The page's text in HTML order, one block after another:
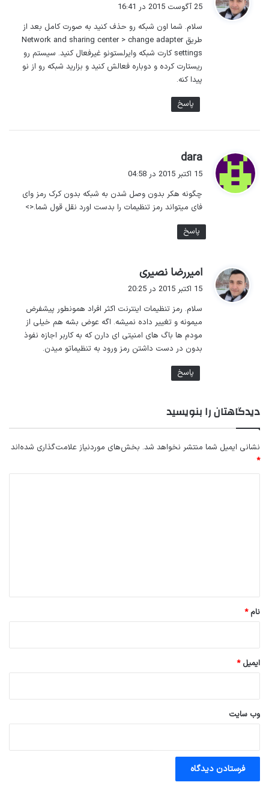
ت
:
25 آگوست 2015 در 16:41
سلام. شما اون شبکه رو حذف کنید به صورت کامل بعد از
طریق Network and sharing center > change adapter
settings کارت شبکه وایرلستونو غیرفعال کنید. سیستم رو
ریستارت کرده و دوباره فعالش کنید و بزارید شبکه رو از نو
پیدا کنه.
پاسخ
dara
ت
15 اکتبر 2015 در 04:58
چگونه هکر بدون وصل شدن به شبکه بدون کرک رمز وای
فای میتواند رمز تنظیمات را بدست اورد نقل قول شما.<>
پاسخ
امیررضا نصیری
ف
:
15 اکتبر 2015 در 20:25
سلام. رمز تنظیمات اینترنت اکثر افراد همونطور پیشفرض
میمونه و تغییر داده نمیشه. اگه عوض بشه هم خیلی از
مودم ها باگ های امنیتی ای دارن که به کاربر اجازه نفوذ
بدون در دست داشتن رمز ورود به تنظیماتو میدن.
پاسخ
دیدگاهتان را بنویسید
نشانی ایمیل شما منتشر نخواهد شد. بخش‌های موردنیاز علامت‌گذاری شده‌اند
*
نام*
ایمیل*
وب‌ سایت